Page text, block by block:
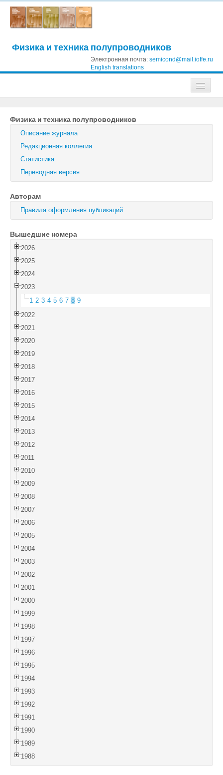
Физика и техника полупроводников
Электронная почта: semicond@mail.ioffe.ru
English translations
Журнал технической физики
Письма в Журнал технической физики
Физика твердого тела
Физика и техника полупроводников
Оптика и спектроскопия
Поиск
Войти
Физика и техника полупроводников
Описание журнала
Редакционная коллегия
Статистика
Переводная версия
Авторам
Правила оформления публикаций
Вышедшие номера
2026
2025
2024
2023
1 2 3 4 5 6 7 8 9
2022
2021
2020
2019
2018
2017
2016
2015
2014
2013
2012
2011
2010
2009
2008
2007
2006
2005
2004
2003
2002
2001
2000
1999
1998
1997
1996
1995
1994
1993
1992
1991
1990
1989
1988